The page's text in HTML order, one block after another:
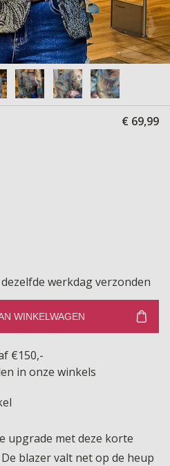
€ 69,99
werkdag verzonden
WINKELWAGEN
€150,-
in onze winkels
upgrade met deze korte
blazer valt net op de heup